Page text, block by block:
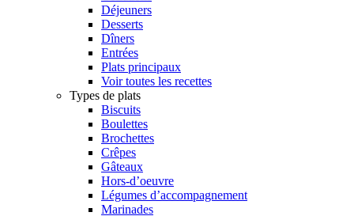
Déjeuners
Desserts
Dîners
Entrées
Plats principaux
Voir toutes les recettes
Types de plats
Biscuits
Boulettes
Brochettes
Crêpes
Gâteaux
Hors-d’oeuvre
Légumes d’accompagnement
Marinades